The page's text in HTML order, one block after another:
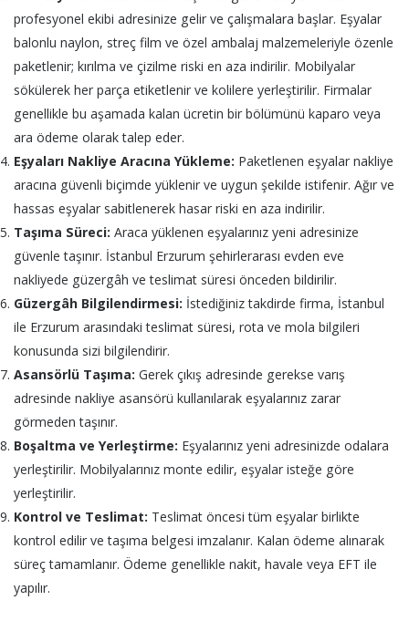
profesyonel ekibi adresinize gelir ve çalışmalara başlar. Eşyalar
balonlu naylon, streç film ve özel ambalaj malzemeleriyle özenle
paketlenir; kırılma ve çizilme riski en aza indirilir. Mobilyalar
sökülerek her parça etiketlenir ve kolilere yerleştirilir. Firmalar
genellikle bu aşamada kalan ücretin bir bölümünü kaparo veya
ara ödeme olarak talep eder.
Eşyaları Nakliye Aracına Yükleme: Paketlenen eşyalar nakliye
aracına güvenli biçimde yüklenir ve uygun şekilde istifenir. Ağır ve
hassas eşyalar sabitlenerek hasar riski en aza indirilir.
Taşıma Süreci: Araca yüklenen eşyalarınız yeni adresinize
güvenle taşınır. İstanbul Erzurum şehirlerarası evden eve
nakliyede güzergâh ve teslimat süresi önceden bildirilir.
Güzergâh Bilgilendirmesi: İstediğiniz takdirde firma, İstanbul
ile Erzurum arasındaki teslimat süresi, rota ve mola bilgileri
konusunda sizi bilgilendirir.
Asansörlü Taşıma: Gerek çıkış adresinde gerekse varış
adresinde nakliye asansörü kullanılarak eşyalarınız zarar
görmeden taşınır.
Boşaltma ve Yerleştirme: Eşyalarınız yeni adresinizde odalara
yerleştirilir. Mobilyalarınız monte edilir, eşyalar isteğe göre
yerleştirilir.
Kontrol ve Teslimat: Teslimat öncesi tüm eşyalar birlikte
kontrol edilir ve taşıma belgesi imzalanır. Kalan ödeme alınarak
süreç tamamlanır. Ödeme genellikle nakit, havale veya EFT ile
yapılır.